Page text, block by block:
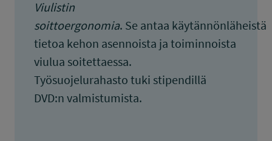
Viulistin
soittoergonomia. Se antaa käytännönläheistä
tietoa kehon asennoista ja toiminnoista
viulua soitettaessa.
Työsuojelurahasto tuki stipendillä
DVD:n valmistumista.